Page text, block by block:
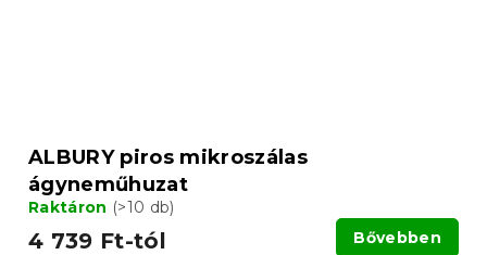
ALBURY piros mikroszálas
ágyneműhuzat
Raktáron (>10 db)
4 739 Ft-tól Bővebben